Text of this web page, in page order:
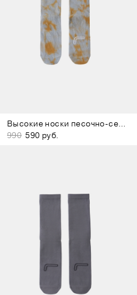
Высокие носки песочно-серые
990 590 руб.